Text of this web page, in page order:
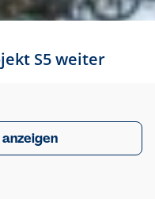
S5 weiter